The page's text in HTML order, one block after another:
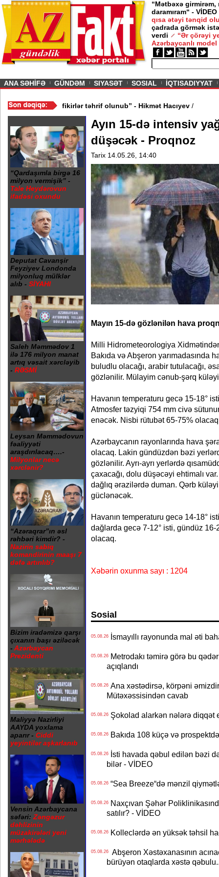
“Mətbəxə girmirəm,
daramıram“ - VİDEO
qısa ətəyi tənqid
çadrada görmək
verdi
“Ər çörəyi
Azərbaycanlı model
ANA SƏHİFƏ GÜNDƏM SIYASƏT SOSIAL İQTISADIYYAT
VİDEO/“Mənə aid bəzi fikirlər təhrif olunub” - Hikmət Hacıyev
“Qardaşımla birgə 16
milyon vermişik” -
Tale Heydərovun
ifadəsi oxundu
Deputat Cavanşir
Feyziyev Londonda
milyonluq mülklər
alıb - SİYAHI
Saleh Məmmədov 1
ilə 176 milyon manat
artıq vəsait xərcləyib
- RƏSMİ
Leysan Məmmədovun
fəaliyyəti
araşdırılacaq….-
Milyonlar necə
xərclənir?
“Azəraqrar”ın əsl
rəhbəri kimdir? -
Nazirin sabiq
komandirinin maaşı 7
dəfə artırılıb?
Bizim iradəmizə qarşı
çıxanın başı əziləcək
- Azərbaycan
Prezidenti
Maliyyə Nazirliyi
AAYDA yoxlama
aparır - Ciddi
yeyintilər aşkarlanıb
Vensin Azərbaycana
səfəri: Zəngəzur
dəhlizinin
müzakirələri yeni
mərhələdə
Ayın 15-də intensiv
düşəcək - Proqnoz
Tarix 14.05.26, 14:40
Mayın 15-də gözlənilən hava
Milli Hidrometeorologiya
Bakıda və Abşeron yarımadasında
buludlu olacağı, arabir tutulacağı,
gözlənilir. Mülayim cənub-şərq
Havanın temperaturu gecə 15-18°
Atmosfer təzyiqi 754 mm civə
enəcək. Nisbi rütubət 65-75%
Azərbaycanın rayonlarında hava
olacaq. Lakin gündüzdən bəzi
gözlənilir. Ayrı-ayrı yerlərdə
çaxacağı, dolu düşəcəyi ehtimalı
dağlıq ərazilərdə duman. Qərb
güclənəcək.
Havanın temperaturu gecə 14-18°
dağlarda gecə 7-12° isti, gündüz 16-
olacaq.
Xəbərin oxunma sayı : 1204
Sosial
05.08.26İsmayıllı rayonunda mal əti
05.08.26Metrodakı təmirə görə bu
açıqlandı
05.08.26Ana xəstədirsə, körpəni
Mütəxəssisindən cavab
05.08.26Şokolad alarkən nələrə diqqət
05.08.26Bakıda 108 küçə və
05.08.26İsti havada qəbul edilən bəzi
bilər - VİDEO
05.08.26“Sea Breeze“də mənzil
05.08.26Naxçıvan Şəhər
satılır? - VİDEO
05.08.26Kolleclərdə ən yüksək təhsil
05.08.26Abşeron Xəstəxanasının
bürüyən otaqlarda xəstə